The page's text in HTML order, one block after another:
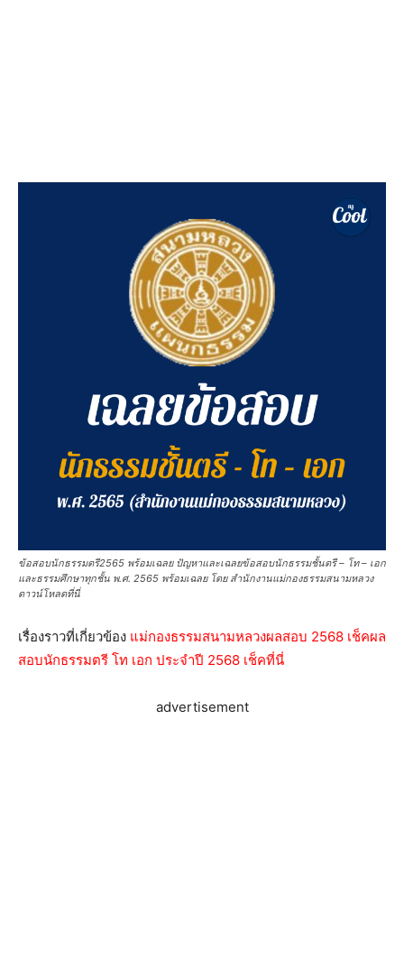
ข้อสอบนักธรรมตรี2565 พร้อมเฉลย ปัญหาและเฉลยข้อสอบนักธรรมชั้นตรี – โท – เอก
และธรรมศึกษาทุกชั้น พ.ศ. 2565 พร้อมเฉลย โดย สำนักงานแม่กองธรรมสนามหลวง
ดาวน์โหลดที่นี่
เรื่องราวที่เกี่ยวข้อง แม่กองธรรมสนามหลวงผลสอบ 2568 เช็คผล
สอบนักธรรมตรี โท เอก ประจำปี 2568 เช็คที่นี่
advertisement